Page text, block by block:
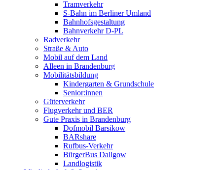
Tramverkehr
S-Bahn im Berliner Umland
Bahnhofsgestaltung
Bahnverkehr D-PL
Radverkehr
Straße & Auto
Mobil auf dem Land
Alleen in Brandenburg
Mobilitätsbildung
Kindergarten & Grundschule
Senior:innen
Güterverkehr
Flugverkehr und BER
Gute Praxis in Brandenburg
Dofmobil Barsikow
BARshare
Rufbus-Verkehr
BürgerBus Dallgow
Landlogistik